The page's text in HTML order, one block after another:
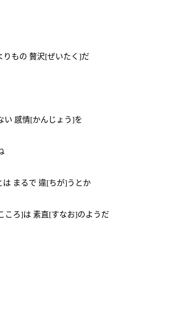
もの 贅沢[ぜいたく]だ
い 感情[かんじょう]を
まるで 違[ちが]うとか
ころ]は 素直[すなお]のようだ